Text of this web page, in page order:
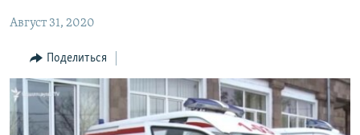
основной
навигации
Перейти
поиску
ЭКОНОМИКА
РЕГИОН
НАГОРНЫЙ КАРАБАХ
КУЛЬТУРА
Август 31, 2020
Поделиться